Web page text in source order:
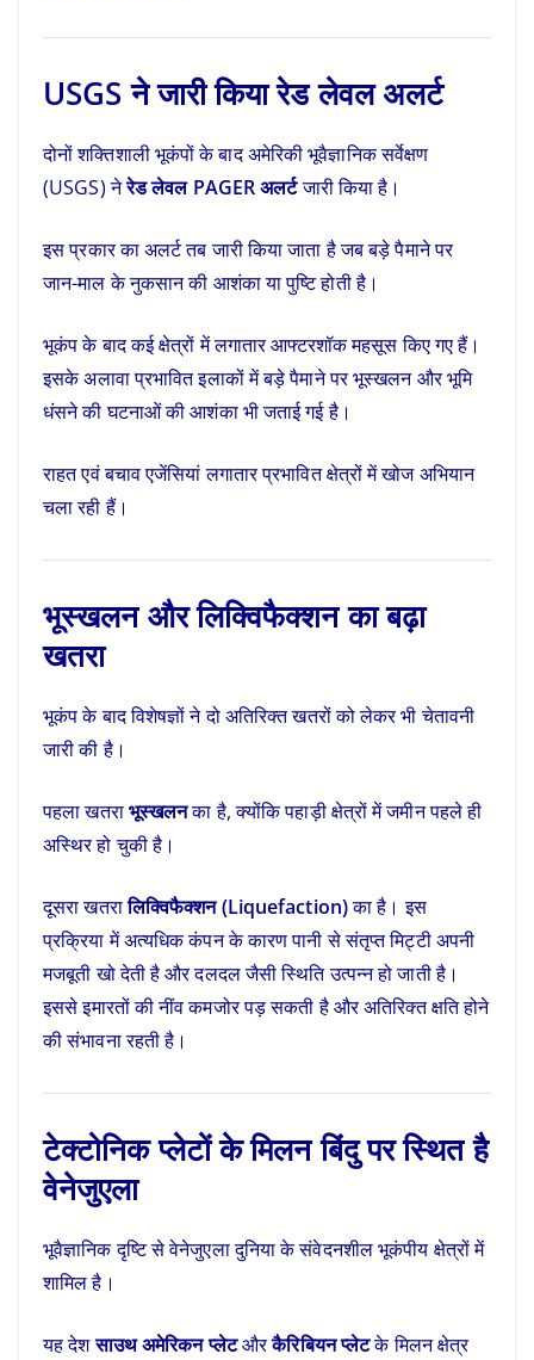
USGS ने जारी किया रेड लेवल अलर्ट
दोनों शक्तिशाली भूकंपों के बाद अमेरिकी भूवैज्ञानिक सर्वेक्षण
(USGS) नेरेड लेवल PAGER अलर्टजारी किया है।
इस प्रकार का अलर्ट तब जारी किया जाता है जब बड़े पैमाने पर
जान-माल के नुकसान की आशंका या पुष्टि होती है।
भूकंप के बाद कई क्षेत्रों में लगातार आफ्टरशॉक महसूस किए गए हैं।
इसके अलावा प्रभावित इलाकों में बड़े पैमाने पर भूस्खलन और भूमि
धंसने की घटनाओं की आशंका भी जताई गई है।
राहत एवं बचाव एजेंसियां लगातार प्रभावित क्षेत्रों में खोज अभियान
चला रही हैं।
भूस्खलन और लिक्विफैक्शन का बढ़ा
खतरा
भूकंप के बाद विशेषज्ञों ने दो अतिरिक्त खतरों को लेकर भी चेतावनी
जारी की है।
पहला खतराभूस्खलनका है, क्योंकि पहाड़ी क्षेत्रों में जमीन पहले ही
अस्थिर हो चुकी है।
दूसरा खतरालिक्विफैक्शन (Liquefaction)का है। इस
प्रक्रिया में अत्यधिक कंपन के कारण पानी से संतृप्त मिट्टी अपनी
मजबूती खो देती है और दलदल जैसी स्थिति उत्पन्न हो जाती है।
इससे इमारतों की नींव कमजोर पड़ सकती है और अतिरिक्त क्षति होने
की संभावना रहती है।
टेक्टोनिक प्लेटों के मिलन बिंदु पर स्थित है
वेनेजुएला
भूवैज्ञानिक दृष्टि से वेनेजुएला दुनिया के संवेदनशील भूकंपीय क्षेत्रों में
शामिल है।
यह देशसाउथ अमेरिकन प्लेटऔरकैरिबियन प्लेटके मिलन क्षेत्र